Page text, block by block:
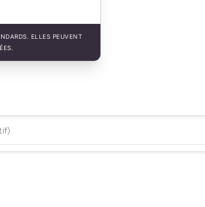
ELLES PEUVENT